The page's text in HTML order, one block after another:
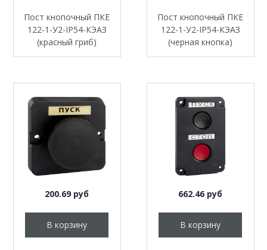
Пост кнопочный ПКЕ
122-1-У2-IP54-КЭАЗ
(красный гриб)
Пост кнопочный ПКЕ
122-1-У2-IP54-КЭАЗ
(черная кнопка)
200.69 руб
В корзину
662.46 руб
В корзину